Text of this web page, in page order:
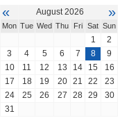
« August 2026 »
Mon Tue Wed Thu Fri Sat Sun
1
2
3
4 5 6 7 8
9
10
11 12 13 14 15
16
17
18 19 20 21 22
23
24
25 26 27 28 29
30
31